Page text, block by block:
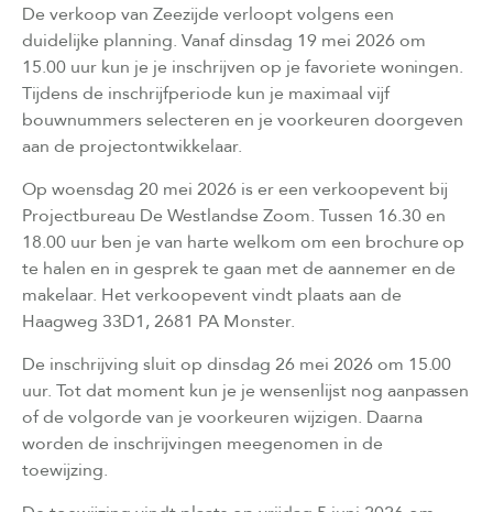
De verkoop van Zeezijde verloopt volgens een
duidelijke planning. Vanaf dinsdag 19 mei 2026 om
15.00 uur kun je je inschrijven op je favoriete woningen.
Tijdens de inschrijfperiode kun je maximaal vijf
bouwnummers selecteren en je voorkeuren doorgeven
aan de projectontwikkelaar.
Op woensdag 20 mei 2026 is er een verkoopevent bij
Projectbureau De Westlandse Zoom. Tussen 16.30 en
18.00 uur ben je van harte welkom om een brochure op
te halen en in gesprek te gaan met de aannemer en de
makelaar. Het verkoopevent vindt plaats aan de
Haagweg 33D1, 2681 PA Monster.
De inschrijving sluit op dinsdag 26 mei 2026 om 15.00
uur. Tot dat moment kun je je wensenlijst nog aanpassen
of de volgorde van je voorkeuren wijzigen. Daarna
worden de inschrijvingen meegenomen in de
toewijzing.